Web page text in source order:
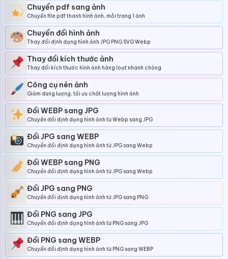
Chuyển pdf sang ảnh
Chuyển file pdf thanh hình ảnh, mỗi trang 1 ảnh
Chuyển đổi hình ảnh
Thay đổi định dạng hình ảnh JPG PNG SVG Webp
Thay đổi kích thước ảnh
Thay đổi kích thước hình ảnh hàng loạt nhanh chóng
Công cụ nén ảnh
Giảm dung lượng, tối ưu chất lượng hình ảnh
Đổi WEBP sang JPG
Chuyển đổi định dạng hình ảnh từ Webp sang JPG
Đổi JPG sang WEBP
Chuyển đổi định dạng hình ảnh từ JPG sang Webp
Đổi WEBP sang PNG
Chuyển đổi định dạng hình ảnh từ JPG sang Webp
Đổi JPG sang PNG
Chuyển đổi định dạng hình ảnh từ JPG sang PNG
Đổi PNG sang JPG
Chuyển đổi định dạng hình ảnh từ PNG sang JPG
Đổi PNG sang WEBP
Chuyển đổi định dạng hình ảnh từ PNG sang WEBP